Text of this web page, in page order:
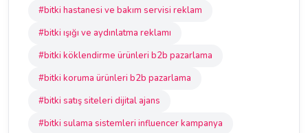
#bitki hastanesi ve bakım servisi reklam
#bitki ışığı ve aydınlatma reklamı
#bitki köklendirme ürünleri b2b pazarlama
#bitki koruma ürünleri b2b pazarlama
#bitki satış siteleri dijital ajans
#bitki sulama sistemleri influencer kampanya